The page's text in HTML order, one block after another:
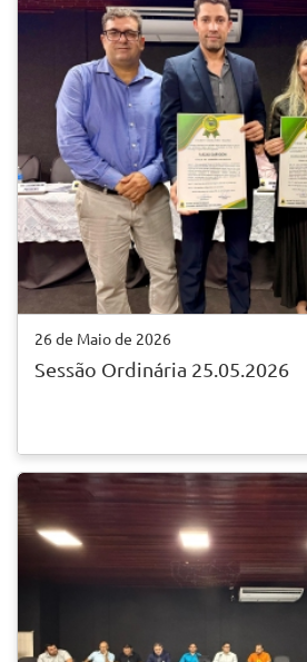
26 de Maio de 2026
Sessão Ordinária 25.05.2026